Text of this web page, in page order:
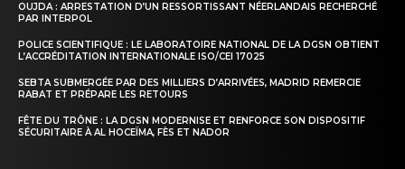
OUJDA : ARRESTATION D’UN RESSORTISSANT NÉERLANDAIS RECHERCHÉ
PAR INTERPOL
POLICE SCIENTIFIQUE : LE LABORATOIRE NATIONAL DE LA DGSN OBTIENT
L’ACCRÉDITATION INTERNATIONALE ISO/CEI 17025
SEBTA SUBMERGÉE PAR DES MILLIERS D’ARRIVÉES, MADRID REMERCIE
RABAT ET PRÉPARE LES RETOURS
FÊTE DU TRÔNE : LA DGSN MODERNISE ET RENFORCE SON DISPOSITIF
SÉCURITAIRE À AL HOCEÏMA, FÈS ET NADOR